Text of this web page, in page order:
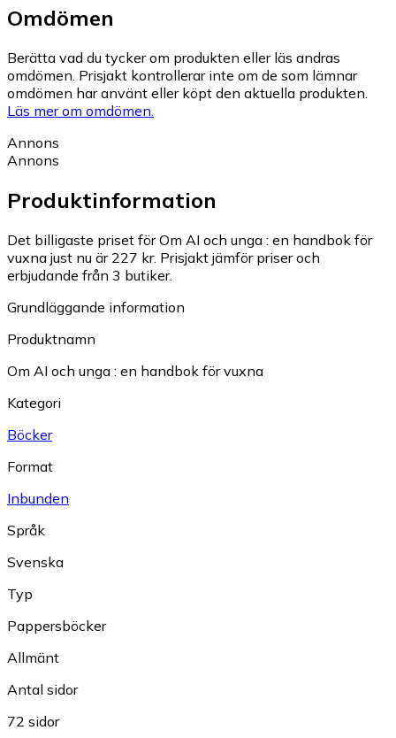
Omdömen
Berätta vad du tycker om produkten eller läs andras
omdömen. Prisjakt kontrollerar inte om de som lämnar
omdömen har använt eller köpt den aktuella produkten.
Läs mer om omdömen.
Annons
Annons
Produktinformation
Det billigaste priset för Om AI och unga : en handbok för
vuxna just nu är 227 kr. Prisjakt jämför priser och
erbjudande från 3 butiker.
Grundläggande information
Produktnamn
Om AI och unga : en handbok för vuxna
Kategori
Böcker
Format
Inbunden
Språk
Svenska
Typ
Pappersböcker
Allmänt
Antal sidor
72 sidor